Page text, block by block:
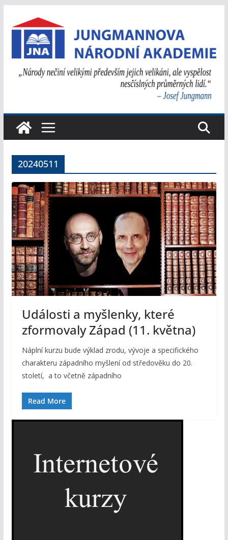
na
obsah
20240511
Události a myšlenky, které
zformovaly Západ (11. května)
Náplní kurzu bude výklad zrodu, vývoje a specifického
charakteru západního myšlení od středověku do 20.
století, a to včetně západního
Read More